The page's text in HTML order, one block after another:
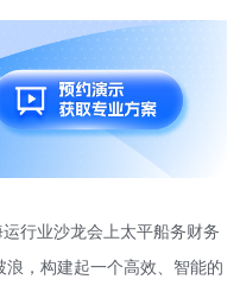
行业沙龙会上太平船务财务
，构建起一个高效、智能的